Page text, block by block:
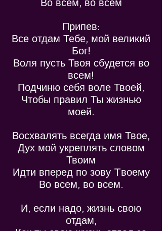
Во всем, во всем
Припев:
Все отдам Тебе, мой великий
Бог!
Воля пусть Твоя сбудется во
всем!
Подчиню себя воле Твоей,
Чтобы правил Ты жизнью
моей.
Восхвалять всегда имя Твое,
Дух мой укреплять словом
Твоим
Идти вперед по зову Tвоему
Во всем, во всем.
И, если надо, жизнь свою
отдам,